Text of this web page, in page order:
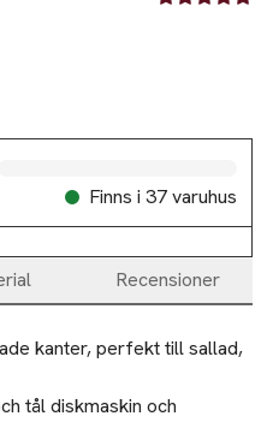
Finns i 37 varuhus
Recensioner
kanter, perfekt till sallad,
tål diskmaskin och